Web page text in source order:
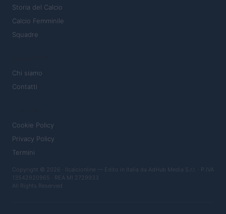
Storia del Calcio
Calcio Femminile
Squadre
Chi siamo
Contatti
Cookie Policy
Privacy Policy
Termini
Copyright © 2026 · Ilcalcionline — Edito in Italia da AdHub Media S.r.l. · P.IVA
13542920965 · REA MI 2729933
All Rights Reserved